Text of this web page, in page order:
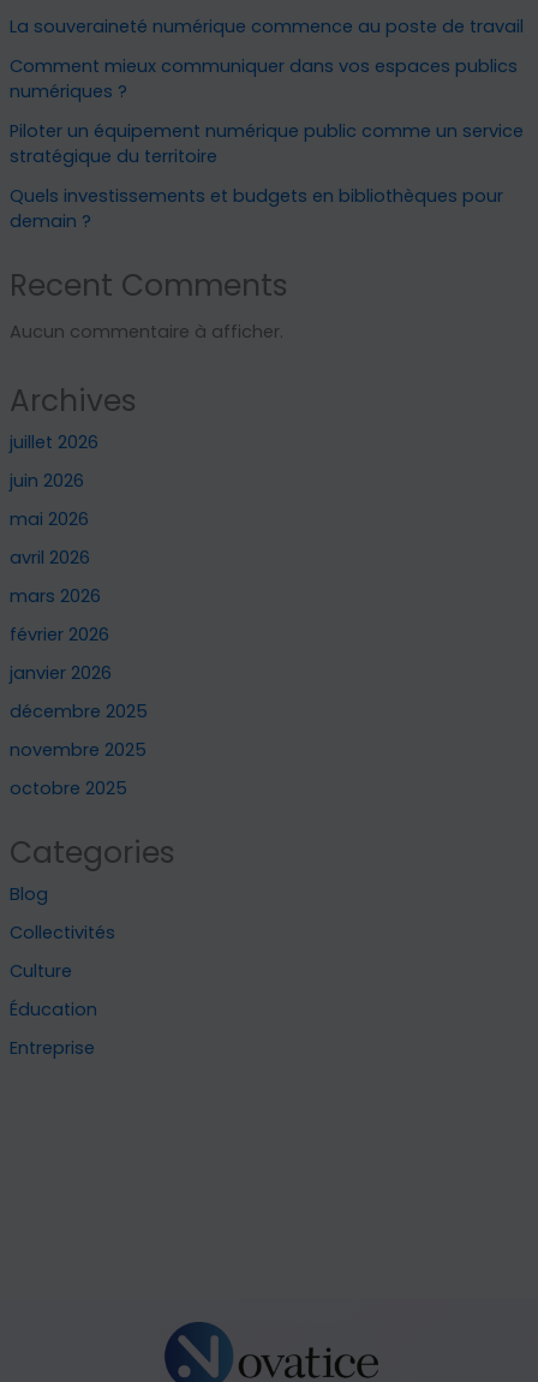
La souveraineté numérique commence au poste de travail
Comment mieux communiquer dans vos espaces publics
numériques ?
Piloter un équipement numérique public comme un service
stratégique du territoire
Quels investissements et budgets en bibliothèques pour
demain ?
Recent Comments
Aucun commentaire à afficher.
Archives
juillet 2026
juin 2026
mai 2026
avril 2026
mars 2026
février 2026
janvier 2026
décembre 2025
novembre 2025
octobre 2025
Categories
Blog
Collectivités
Culture
Éducation
Entreprise